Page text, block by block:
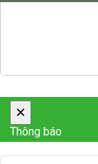
×
Thông báo